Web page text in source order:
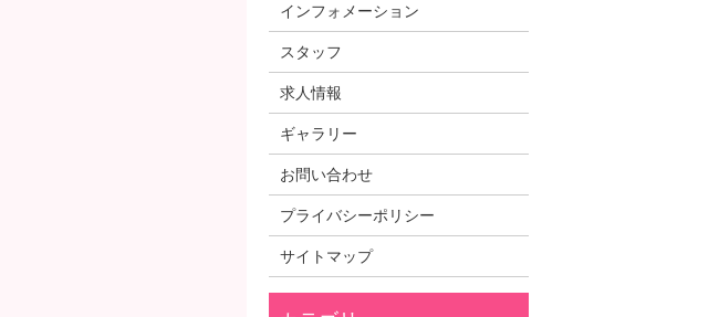
インフォメーション
スタッフ
求人情報
ギャラリー
お問い合わせ
プライバシーポリシー
サイトマップ